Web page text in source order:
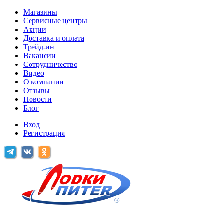
Магазины
Сервисные центры
Акции
Доставка и оплата
Трейд-ин
Вакансии
Сотрудничество
Видео
О компании
Отзывы
Новости
Блог
Вход
Регистрация